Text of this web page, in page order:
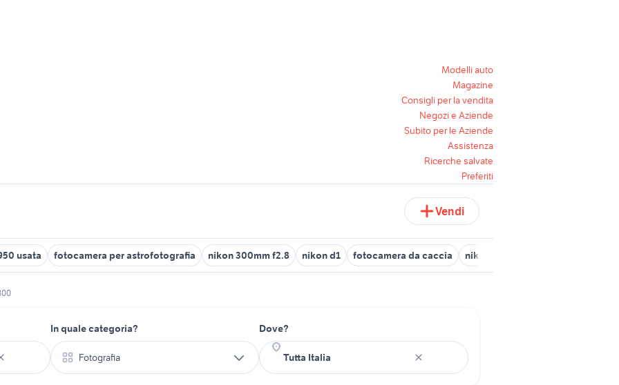
Modelli auto
Magazine
Consigli per la vendita
Negozi e Aziende
Subito per le Aziende
Assistenza
Ricerche salvate
Preferiti
Vendi
usata fotocamera per astrofotografia nikon 300mm f2.8 nikon d1 fotocamera da caccia nikon coolpix s570
In quale categoria?
Fotografia
Dove?